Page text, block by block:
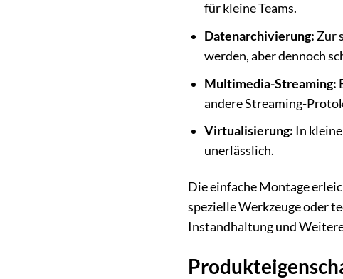
für kleine Teams.
Datenarchivierung: Zur
werden, aber dennoch
Multimedia-Streaming:
andere Streaming-
Virtualisierung: In
unerlässlich.
Die einfache Montage
spezielle Werkzeuge oder
Instandhaltung und